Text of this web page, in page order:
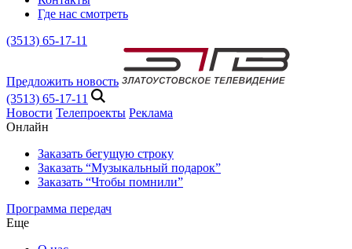
Где нас смотреть
(3513) 65-17-11
Предложить новость
(3513) 65-17-11
Новости Телепроекты Реклама
Онлайн
Заказать бегущую строку
Заказать “Музыкальный подарок”
Заказать “Чтобы помнили”
Программа передач
Еще